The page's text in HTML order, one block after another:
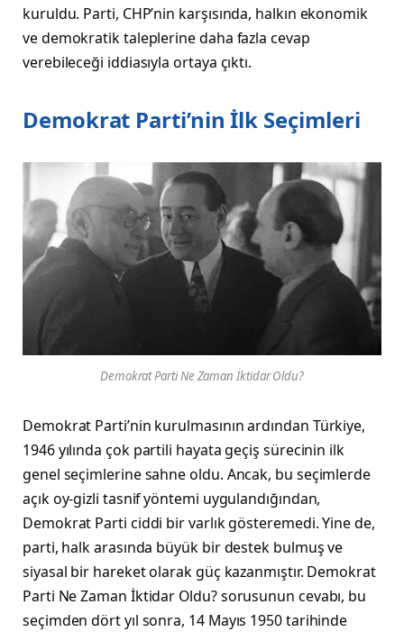
kuruldu. Parti, CHP’nin karşısında, halkın ekonomik
ve demokratik taleplerine daha fazla cevap
verebileceği iddiasıyla ortaya çıktı.
Demokrat Parti’nin İlk Seçimleri
Demokrat Parti Ne Zaman İktidar Oldu?
Demokrat Parti’nin kurulmasının ardından Türkiye,
1946 yılında çok partili hayata geçiş sürecinin ilk
genel seçimlerine sahne oldu. Ancak, bu seçimlerde
açık oy-gizli tasnif yöntemi uygulandığından,
Demokrat Parti ciddi bir varlık gösteremedi. Yine de,
parti, halk arasında büyük bir destek bulmuş ve
siyasal bir hareket olarak güç kazanmıştır. Demokrat
Parti Ne Zaman İktidar Oldu? sorusunun cevabı, bu
seçimden dört yıl sonra, 14 Mayıs 1950 tarihinde